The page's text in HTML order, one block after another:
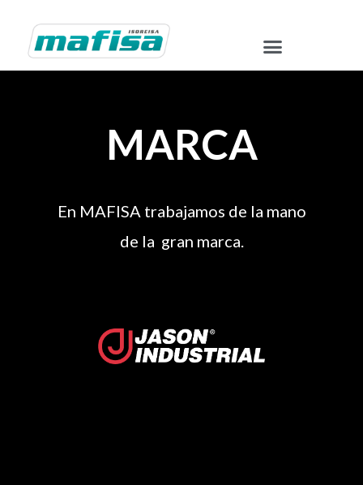
MARCA
En MAFISA trabajamos de la mano
de la gran marca.